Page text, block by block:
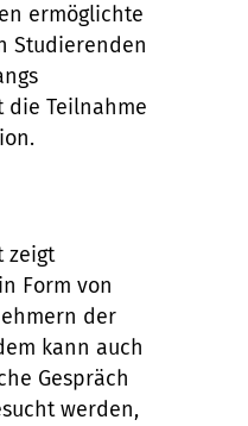
ermöglichte
Studierenden
die Teilnahme
zeigt
Form von
der
kann auch
Gespräch
werden,